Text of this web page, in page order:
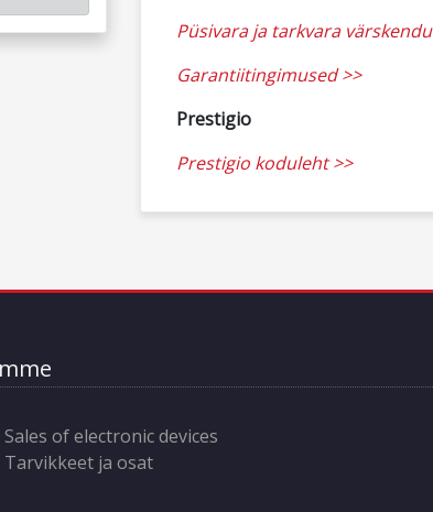
Püsivara ja tarkvara
Garantiitingimused >>
Prestigio
Prestigio koduleht >>
Sales of electronic devices
Tarvikkeet ja osat